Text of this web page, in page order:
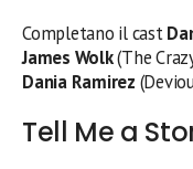
Completano il cast
James Wolk(The
Dania Ramirez
Tell Me a